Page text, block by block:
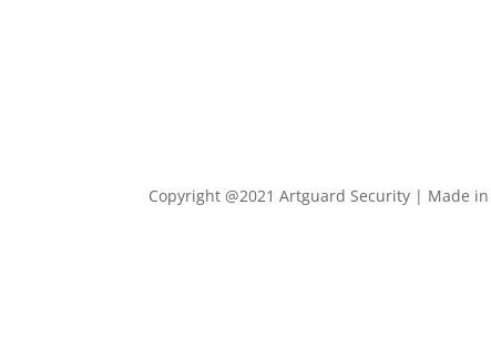
Copyright @2021 Artguard Security | Made